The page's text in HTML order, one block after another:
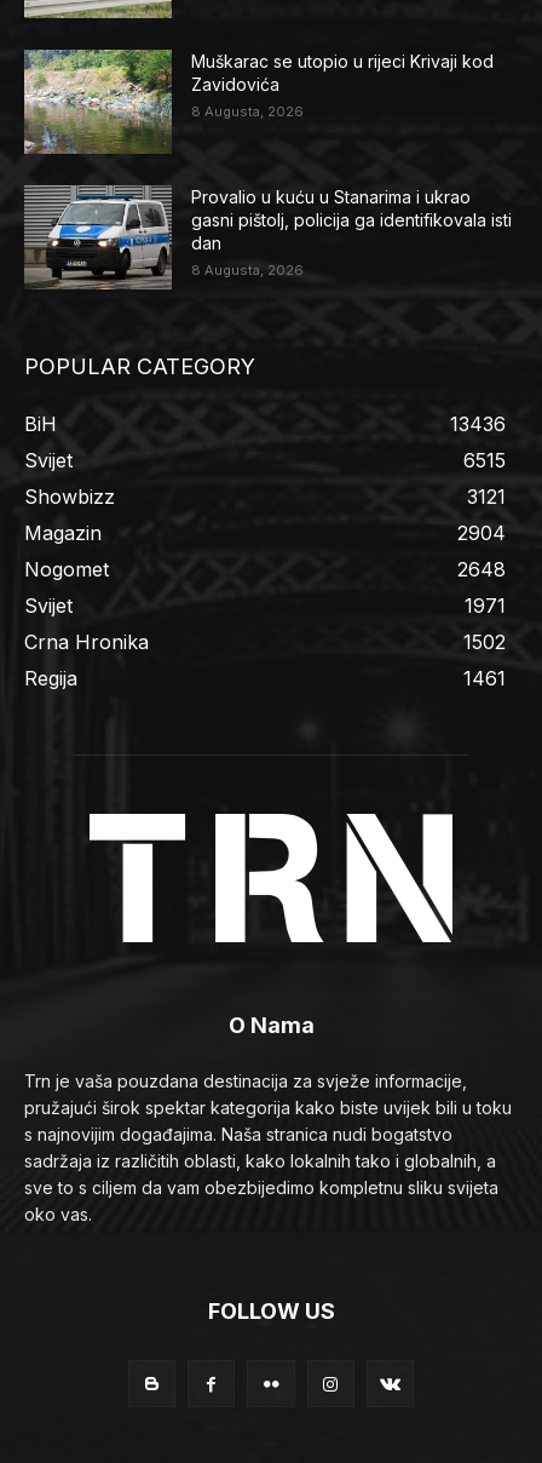
Muškarac se utopio u rijeci Krivaji kod
Zavidovića
8 Augusta, 2026
Provalio u kuću u Stanarima i ukrao
gasni pištolj, policija ga identifikovala isti
dan
8 Augusta, 2026
POPULAR CATEGORY
BiH
13436
Svijet
6515
Showbizz
3121
Magazin
2904
Nogomet
2648
Svijet
1971
Crna Hronika
1502
Regija
1461
O Nama
Trn je vaša pouzdana destinacija za svježe informacije,
pružajući širok spektar kategorija kako biste uvijek bili u toku
s najnovijim događajima. Naša stranica nudi bogatstvo
sadržaja iz različitih oblasti, kako lokalnih tako i globalnih, a
sve to s ciljem da vam obezbijedimo kompletnu sliku svijeta
oko vas.
FOLLOW US